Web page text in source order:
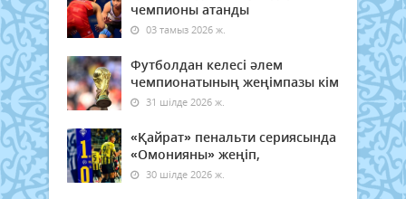
чемпионы атанды
03 тамыз 2026 ж.
Футболдан келесі әлем
чемпионатының жеңімпазы кім
31 шілде 2026 ж.
«Қайрат» пенальти сериясында
«Омонияны» жеңіп,
30 шілде 2026 ж.